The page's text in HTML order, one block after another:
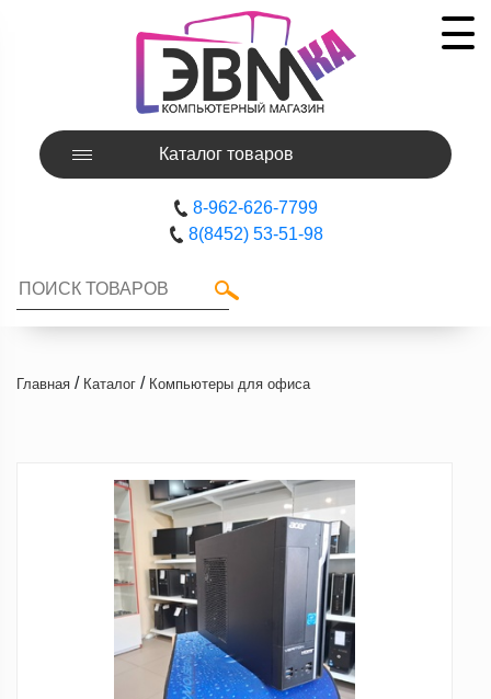
Каталог товаров
8-962-626-7799
8(8452) 53-51-98
Главная / Каталог / Компьютеры для офиса